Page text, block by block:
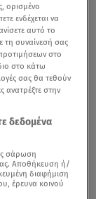
αύξησης
στην
ορισμένο
ενδέχεται να
αυτό το
τη συναίνεσή σας
στο
στο κάτω
σας θα τεθούν
ανατρέξτε στην
δεδομένα
σάρωση
Αποθήκευση ή/
διαφήμιση
έρευνα κοινού